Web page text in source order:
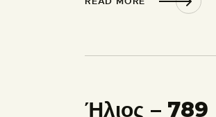
Ήλιος – 789